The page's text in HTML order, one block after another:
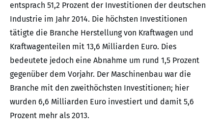
entsprach 51,2 Prozent der Investitionen der deutschen
Industrie im Jahr 2014. Die höchsten Investitionen
tätigte die Branche Herstellung von Kraftwagen und
Kraftwagenteilen mit 13,6 Milliarden Euro. Dies
bedeutete jedoch eine Abnahme um rund 1,5 Prozent
gegenüber dem Vorjahr. Der Maschinenbau war die
Branche mit den zweithöchsten Investitionen; hier
wurden 6,6 Milliarden Euro investiert und damit 5,6
Prozent mehr als 2013.